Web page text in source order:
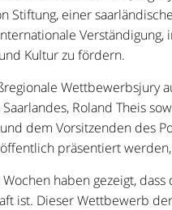
Stiftung, einer
Kultur zu fördern.
Wettbewerbsjury
Roland Theis
dem Vorsitzenden des
präsentiert
haben gezeigt,
ist. Dieser Wettbewerb